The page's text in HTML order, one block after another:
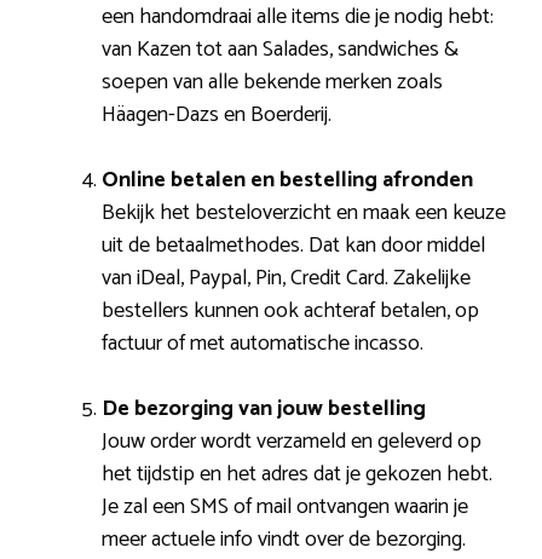
een handomdraai alle items die je nodig hebt:
van Kazen tot aan Salades, sandwiches &
soepen van alle bekende merken zoals
Häagen-Dazs en Boerderij.
Online betalen en bestelling afronden
Bekijk het besteloverzicht en maak een keuze
uit de betaalmethodes. Dat kan door middel
van iDeal, Paypal, Pin, Credit Card. Zakelijke
bestellers kunnen ook achteraf betalen, op
factuur of met automatische incasso.
De bezorging van jouw bestelling
Jouw order wordt verzameld en geleverd op
het tijdstip en het adres dat je gekozen hebt.
Je zal een SMS of mail ontvangen waarin je
meer actuele info vindt over de bezorging.